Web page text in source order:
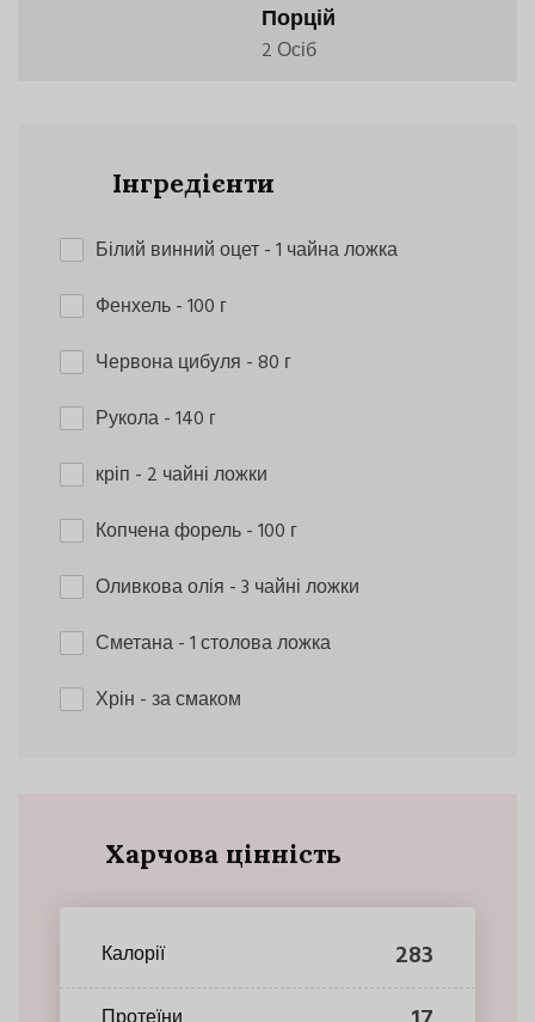
Порцій
2 Осіб
Інгредієнти
Білий винний оцет- 1 чайна ложка
Фенхель- 100 г
Червона цибуля - 80 г
Рукола- 140 г
кріп - 2 чайні ложки
Копчена форель- 100 г
Оливкова олія - 3 чайні ложки
Сметана- 1 столова ложка
Хрін - за смаком
Харчова цінність
Калорії 283